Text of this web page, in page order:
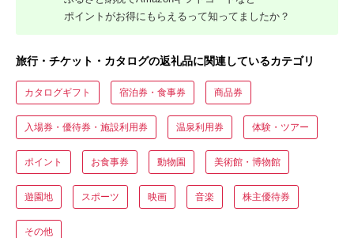
ポイントがお得にもらえるって知ってましたか？
旅行・チケット・カタログの返礼品に関連しているカテゴリ
カタログギフト 宿泊券・食事券 商品券
入場券・優待券・施設利用券 温泉利用券 体験・ツアー
ポイント お食事券 動物園 美術館・博物館
遊園地 スポーツ 映画 音楽 株主優待券
その他